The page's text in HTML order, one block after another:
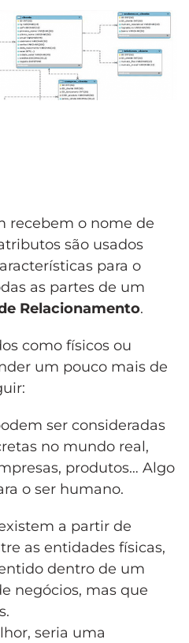
recebem o nome de
são usados
para o
as partes de um
Relacionamento.
como físicos ou
um pouco mais de
ser consideradas
no mundo real,
produtos… Algo
o ser humano.
a partir de
as entidades físicas,
dentro de um
negócios, mas que
seria uma